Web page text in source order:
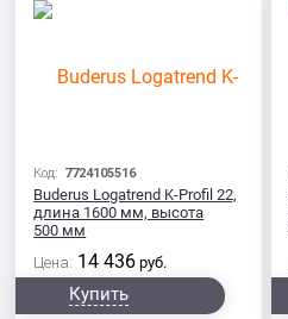
Код: 7724105516
Buderus Logatrend K-Profil 22,
длина 1600 мм, высота
500 мм
Цена: 14 436 руб.
Купить